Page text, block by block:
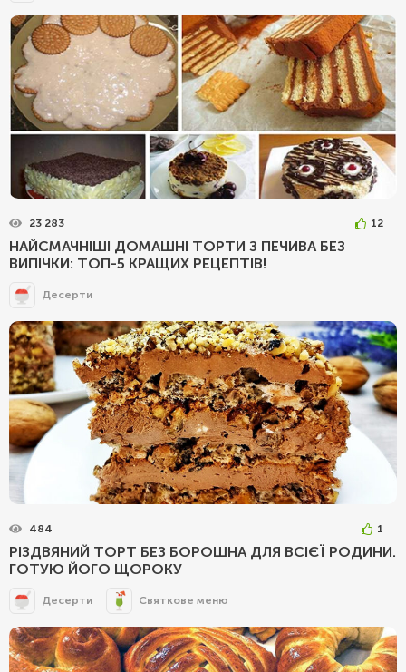
23 283 12
НАЙСМАЧНІШІ ДОМАШНІ ТОРТИ З ПЕЧИВА БЕЗ
ВИПІЧКИ: ТОП-5 КРАЩИХ РЕЦЕПТІВ!
Десерти
484 1
РІЗДВЯНИЙ ТОРТ БЕЗ БОРОШНА ДЛЯ ВСІЄЇ РОДИНИ.
ГОТУЮ ЙОГО ЩОРОКУ
Десерти Святкове меню